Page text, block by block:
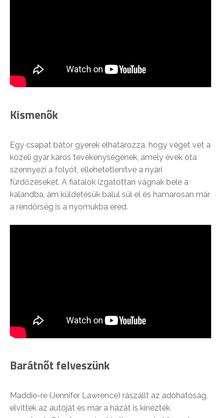
Kismenők
Egy csapat bátor gyerek elhatározza, hogy véget vet a
közeli gyár káros tevékenységének, amely évek óta
szennyezi a folyót, ellehetetlenítve a nyári
fürdőzéseket. A fiatalok izgatottan vágnak bele a
kalandba, ám küldetésük balul sül el és hamarosan már
a rendőrség is a nyomukba ered.
Barátnőt felveszünk
Maddie-re (Jennifer Lawrence) rászállt az adóhatóság,
elvitték az autóját és már a házát is kinézték